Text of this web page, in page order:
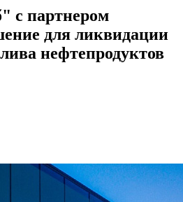
с партнером
для ликвидации
нефтепродуктов